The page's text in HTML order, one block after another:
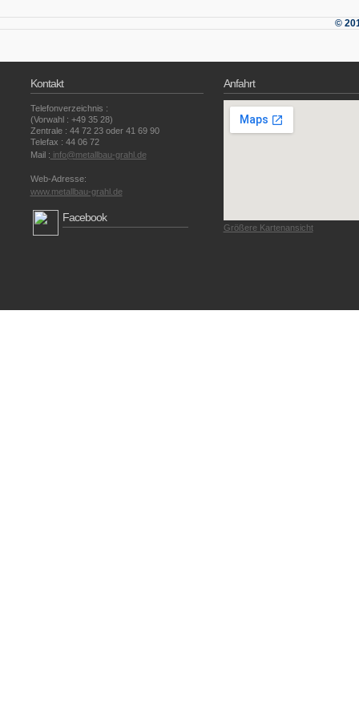
©
Kontakt
Telefonverzeichnis :
(Vorwahl : +49 35 28)
Zentrale : 44 72 23 oder 41 69 90
Telefax : 44 06 72
Mail : info@metallbau-grahl.de
Web-Adresse:
www.metallbau-grahl.de
Facebook
Anfahrt
Größere Kartenansicht